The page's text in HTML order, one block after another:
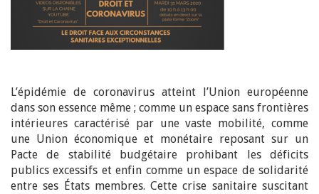
L’épidémie de coronavirus atteint l’Union européenne
dans son essence même ; comme un espace sans frontières
intérieures caractérisé par une vaste mobilité, comme
une Union économique et monétaire reposant sur un
Pacte de stabilité budgétaire prohibant les déficits
publics excessifs et enfin comme un espace de solidarité
entre ses États membres. Cette crise sanitaire suscitant